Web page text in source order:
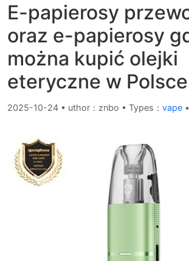
E-papierosy
oraz e-papierosy
można kupić olejki
eteryczne w Polsce
2025-10-24 • uthor：znbo • Types： vape •